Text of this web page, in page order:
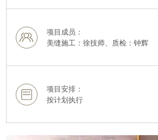
项目成员：
美缝施工：徐技师、质检：钟辉
项目安排：
按计划执行